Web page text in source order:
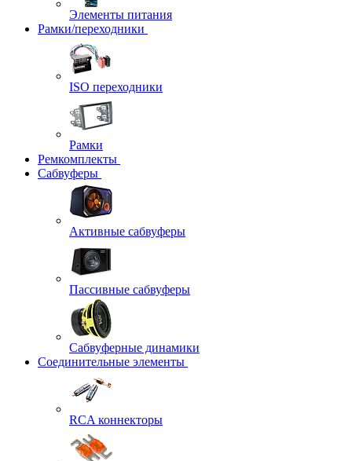
Элементы питания
Рамки/переходники
ISO переходники
Рамки
Ремкомплекты
Сабвуферы
Активные сабвуферы
Пассивные сабвуферы
Сабвуферные динамики
Соединительные элементы
RCA коннекторы